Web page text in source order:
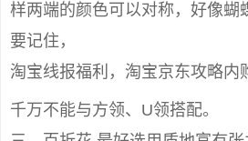
样两端的颜色可以对称，好像蝴
要记住，
淘宝线报福利，淘宝京东攻略内
千万不能与方领、U领搭配。